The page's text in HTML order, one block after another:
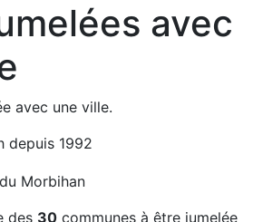
avec
avec une ville.
depuis 1992
Morbihan
des 30 communes à être jumelée